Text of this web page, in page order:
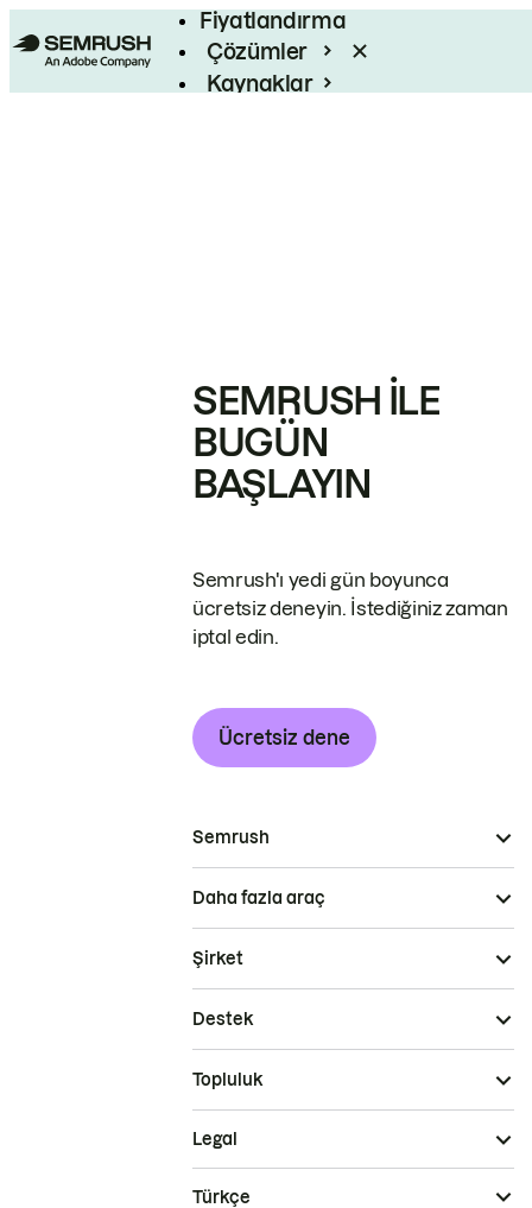
Fiyatlandırma
Çözümler
Kaynaklar
SEMRUSH ILE
BUGÜN
BAŞLAYIN
Semrush'ı yedi gün boyunca
ücretsiz deneyin. İstediğiniz zaman
iptal edin.
Ücretsiz dene
Semrush
Daha fazla araç
Şirket
Destek
Topluluk
Legal
Türkçe